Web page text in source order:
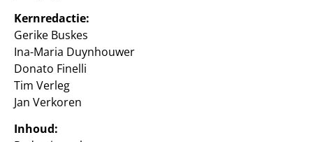
Kernredactie:
Gerike Buskes
Ina-Maria Duynhouwer
Donato Finelli
Tim Verleg
Jan Verkoren
Inhoud: